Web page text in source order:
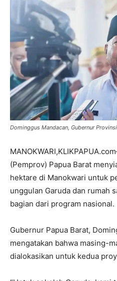
Dominggus Mandacan, Gubernur
(Pemprov) Papua Barat
hektare di Manokwari untuk
unggulan Garuda dan rumah
bagian dari program nasional.
Gubernur Papua Barat,
mengatakan bahwa masing-
dialokasikan untuk kedua